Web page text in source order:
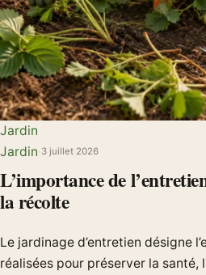
Jardin
Jardin 3 juillet 2026
L’importance de
la récolte
Le jardinage d’entretien désigne
réalisées pour préserver la santé,